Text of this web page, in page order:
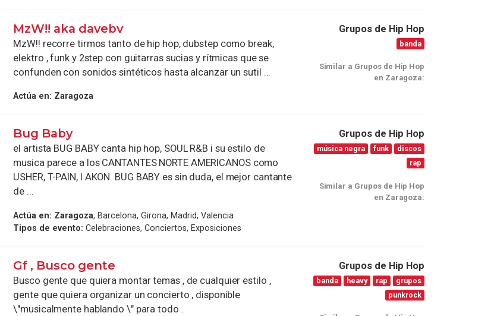
MzW!! aka davebv
MzW!! recorre tirmos tanto de hip hop, dubstep como break,
elektro , funk y 2step con guitarras sucias y rítmicas que se
confunden con sonidos sintéticos hasta alcanzar un sutil ...
Actúa en: Zaragoza
Grupos de Hip Hop
banda
Similar a Grupos de Hip Hop
en Zaragoza:
Bug Baby
el artista BUG BABY canta hip hop, SOUL R&B i su estilo de
musica parece a los CANTANTES NORTE AMERICANOS como
USHER, T-PAIN, I AKON. BUG BABY es sin duda, el mejor cantante
de ...
Actúa en: Zaragoza, Barcelona, Girona, Madrid, Valencia
Tipos de evento: Celebraciones, Conciertos, Exposiciones
Grupos de Hip Hop
música negra funk
discos
rap
Similar a Grupos de Hip Hop
en Zaragoza:
Gf , Busco gente
Busco gente que quiera montar temas , de cualquier estilo ,
gente que quiera organizar un concierto , disponible
\"musicalmente hablando \" para todo .
Grupos de Hip Hop
banda heavy rap
grupos
punkrock